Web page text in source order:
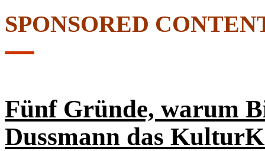
SPONSORED
Fünf Gründe, warum
Dussmann das